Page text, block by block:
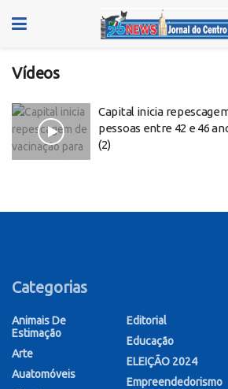
Vídeos
Capital inicia
pessoas entre 42 e 46
(2)
Categorias
Animais De
Estimação
Arte
Auatomóveis
Editorial
Educação
ELEIÇÃO 2024
Empreendedorismo